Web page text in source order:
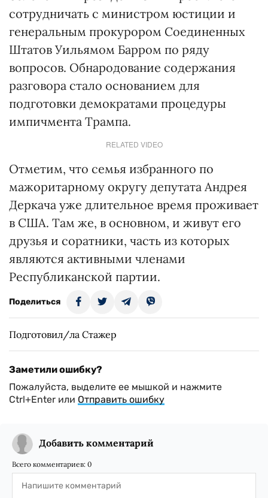
сотрудничать с министром юстиции и
генеральным прокурором Соединенных
Штатов Уильямом Барром по ряду
вопросов. Обнародование содержания
разговора стало основанием для
подготовки демократами процедуры
импичмента Трампа.
RELATED VIDEO
Отметим, что семья избранного по
мажоритарному округу депутата Андрея
Деркача уже длительное время проживает
в США. Там же, в основном, и живут его
друзья и соратники, часть из которых
являются активными членами
Республиканской партии.
Поделиться
Подготовил/ла Стажер
Заметили ошибку?
Пожалуйста, выделите ее мышкой и нажмите
Ctrl+Enter или Отправить ошибку
Добавить комментарий
Всего комментариев: 0